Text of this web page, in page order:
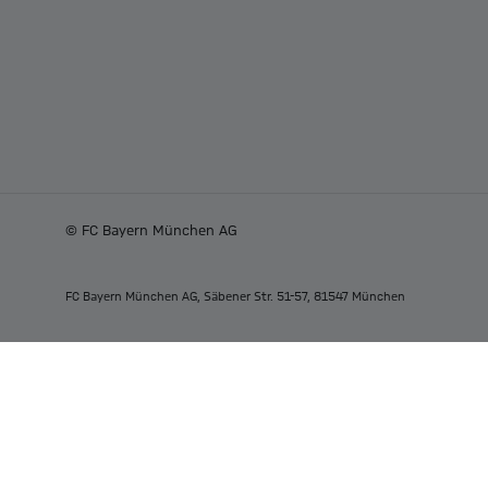
© FC Bayern München AG
FC Bayern München AG, Säbener Str. 51-57, 81547 München